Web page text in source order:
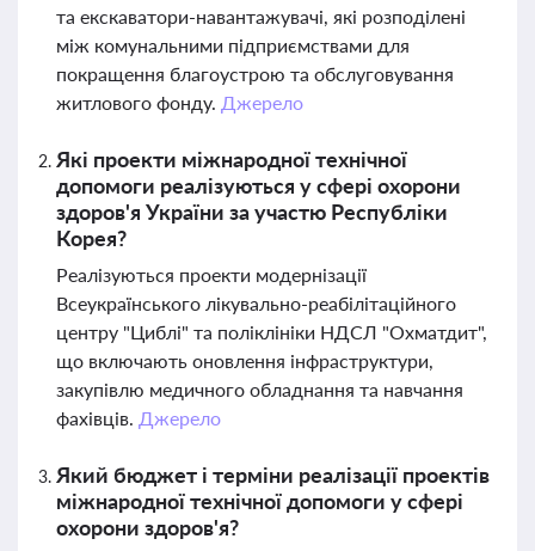
та екскаватори-навантажувачі, які розподілені
між комунальними підприємствами для
покращення благоустрою та обслуговування
житлового фонду. Джерело
Які проекти міжнародної технічної
допомоги реалізуються у сфері охорони
здоров'я України за участю Республіки
Корея?
Реалізуються проекти модернізації
Всеукраїнського лікувально-реабілітаційного
центру "Циблі" та поліклініки НДСЛ "Охматдит",
що включають оновлення інфраструктури,
закупівлю медичного обладнання та навчання
фахівців. Джерело
Який бюджет і терміни реалізації проектів
міжнародної технічної допомоги у сфері
охорони здоров'я?